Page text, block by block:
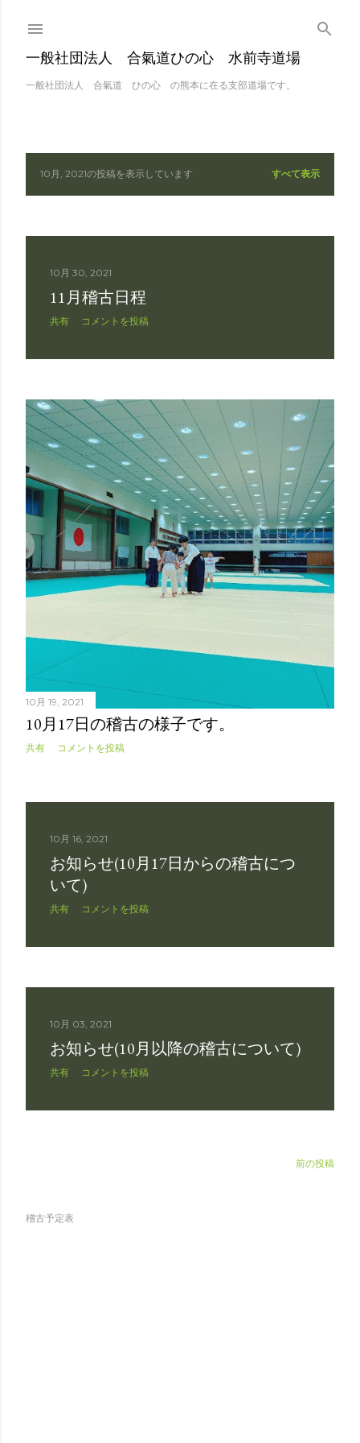
スキップしてメイン
一般社団法人 合氣道ひの心 水前寺道場
一般社団法人 合氣道 ひの心 の熊本に在る支部道場です。
投10月, 2021の投稿を表示しています すべて表示
10月 30, 2021
11月稽古日程
共有 コメントを投稿
10月 19, 2021
10月17日の稽古の様子です。
共有 コメントを投稿
10月 16, 2021
お知らせ(10月17日からの稽古につ
いて)
共有 コメントを投稿
10月 03, 2021
お知らせ(10月以降の稽古について)
共有 コメントを投稿
前の投稿
稽古予定表